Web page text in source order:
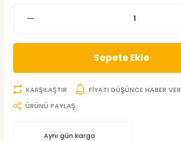
Sepete Ekle
KARŞILAŞTIR
FİYATI DÜŞÜNCE HABER VER
ÜRÜNÜ PAYLAŞ
Aynı gün kargo